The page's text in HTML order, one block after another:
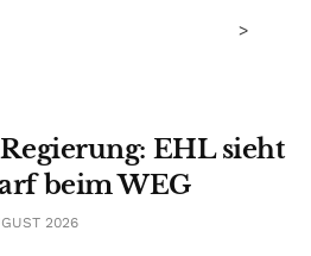
>
EHL sieht
beim WEG
2026